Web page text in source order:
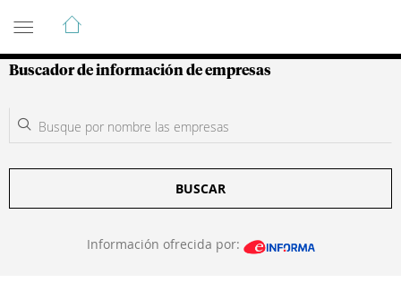
Guía de Empresas Colombianas
Buscador de información de empresas
BUSCAR
Información ofrecida por: